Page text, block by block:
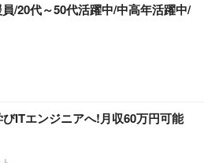
/20代～50代活躍中/中高年活躍中/
ITエンジニアへ!月収60万円可能